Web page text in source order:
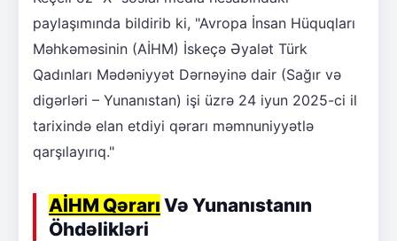
paylaşımında bildirib ki, "Avropa İnsan Hüquqları
Məhkəməsinin (AİHM) İskeçə Əyalət Türk
Qadınları Mədəniyyət Dərnəyinə dair (Sağır və
digərləri – Yunanıstan) işi üzrə 24 iyun 2025-ci il
tarixində elan etdiyi qərarı məmnuniyyətlə
qarşılayırıq."
AİHM Qərarı Və Yunanıstanın
Öhdəlikləri